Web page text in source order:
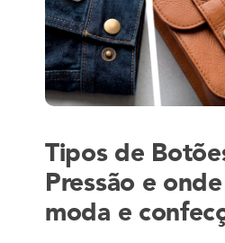
Tipos de
Pressão e
moda e